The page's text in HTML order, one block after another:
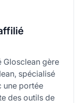
Glosclean gère
spécialisé
une portée
des outils de